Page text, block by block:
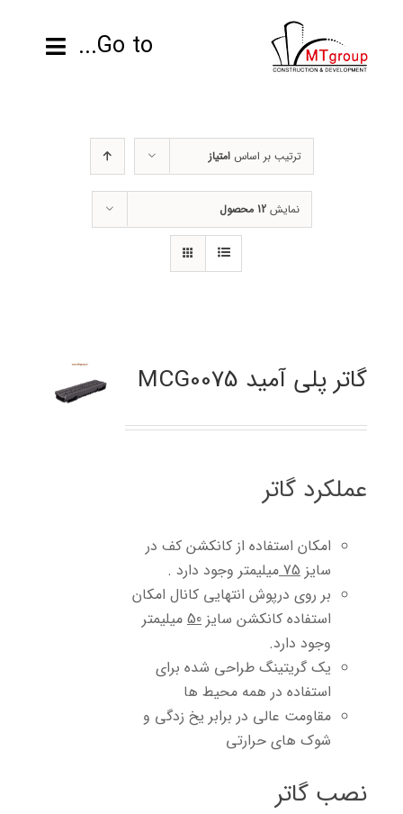
Go to...
تماس با ما
ترتیب بر اساسامتیاز
نمایش12 محصول
گاتر پلی آمید MCG0075
عملکرد گاتر
امکان استفاده از کانکشن کف در
سایز75 میلیمتر وجود دارد .
بر روی درپوش انتهایی کانال امکان
استفاده کانکشن سایز50 میلیمتر
وجود دارد.
یک گریتینگ طراحی شده برای
استفاده در همه محیط ها
مقاومت عالی در برابر یخ زدگی و
شوک های حرارتی
نصب گاتر